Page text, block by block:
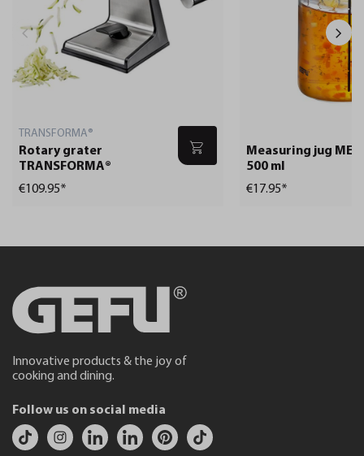
TRANSFORMA®
Rotary grater
TRANSFORMA®
€109.95*
Measuring jug
500 ml
€17.95*
Innovative products & the joy of
cooking and dining.
Follow us on social media